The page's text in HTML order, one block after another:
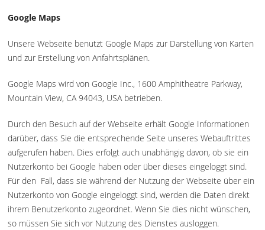
Google Maps
Unsere Webseite benutzt Google Maps zur Darstellung von Karten
und zur Erstellung von Anfahrtsplänen.
Google Maps wird von Google Inc., 1600 Amphitheatre Parkway,
Mountain View, CA 94043, USA betrieben.
Durch den Besuch auf der Webseite erhält Google Informationen
darüber, dass Sie die entsprechende Seite unseres Webauftrittes
aufgerufen haben. Dies erfolgt auch unabhängig davon, ob sie ein
Nutzerkonto bei Google haben oder über dieses eingeloggt sind.
Für den Fall, dass sie während der Nutzung der Webseite über ein
Nutzerkonto von Google eingeloggt sind, werden die Daten direkt
ihrem Benutzerkonto zugeordnet. Wenn Sie dies nicht wünschen,
so müssen Sie sich vor Nutzung des Dienstes ausloggen.